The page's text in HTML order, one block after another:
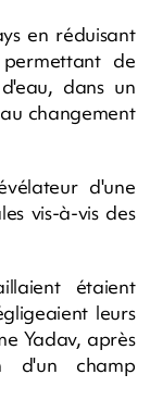
en réduisant
de
dans un
changement
d'une
vis-à-vis des
étaient
leurs
Yadav, après
d'un champ